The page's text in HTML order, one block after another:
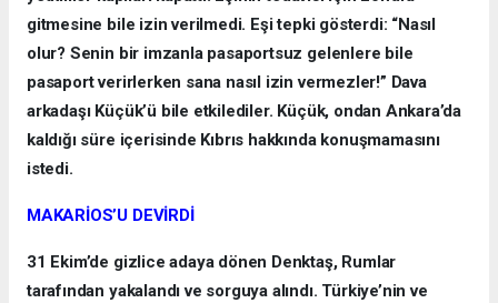
gitmesine bile izin verilmedi. Eşi tepki gösterdi: “Nasıl
olur? Senin bir imzanla pasaportsuz gelenlere bile
pasaport verirlerken sana nasıl izin vermezler!” Dava
arkadaşı Küçük’ü bile etkilediler. Küçük, ondan Ankara’da
kaldığı süre içerisinde Kıbrıs hakkında konuşmamasını
istedi.
MAKARİOS’U DEVİRDİ
31 Ekim’de gizlice adaya dönen Denktaş, Rumlar
tarafından yakalandı ve sorguya alındı. Türkiye’nin ve